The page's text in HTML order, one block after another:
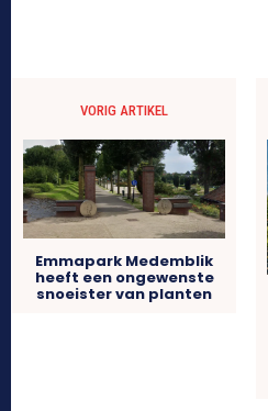
VORIG ARTIKEL
Emmapark Medemblik
heeft een ongewenste
snoeister van planten